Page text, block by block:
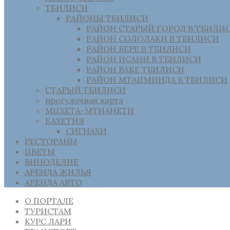
ТБИЛИСИ
РАЙОНЫ ТБИЛИСИ
РАЙОН СТАРЫЙ ГОРОД В
РАЙОН СОЛОЛАКИ В ТБИЛИСИ
РАЙОН ВЕРЕ В ТБИЛИСИ
РАЙОН ИСАНИ В ТБИЛИСИ
РАЙОН ВАКЕ ТБИЛИСИ
РАЙОН МТАЦМИНДА В ТБИЛИСИ
СТАРЫЙ ТБИЛИСИ
прогулочная карта
МЦХЕТА-МТИАНЕТИ
КАХЕТИЯ
СИГНАХИ
РЕСТОРАНЫ
ЦВЕТЫ
ВИНОДЕЛИЕ
АРЕНДА ЖИЛЬЯ
АРЕНДА АВТО
О ПОРТАЛЕ
ТУРИСТАМ
КУРС ЛАРИ